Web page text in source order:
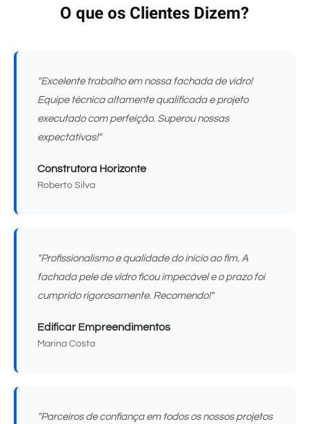
O que os Clientes Dizem?
"Excelente trabalho em nossa fachada de vidro!
Equipe técnica altamente qualificada e projeto
executado com perfeição. Superou nossas
expectativas!"
Construtora Horizonte
Roberto Silva
"Profissionalismo e qualidade do início ao fim. A
fachada pele de vidro ficou impecável e o prazo foi
cumprido rigorosamente. Recomendo!"
Edificar Empreendimentos
Marina Costa
"Parceiros de confiança em todos os nossos projetos